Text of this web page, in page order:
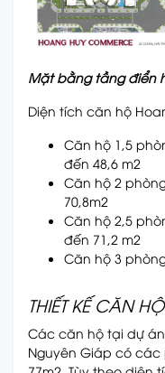
Mặt bằng tầng điển
Diện tích căn hộ
Căn hộ 1,5
đến 48,6 m2
Căn hộ 2
70,8m2
Căn hộ 2,5
đến 71,2 m2
Căn hộ 3
THIẾT KẾ CĂN
Các căn hộ tại dự
Nguyên Giáp có các